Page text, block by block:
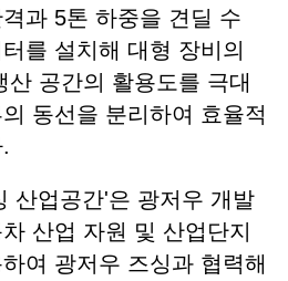
과 5톤 하중을 견딜 수
를 설치해 대형 장비의
산 공간의 활용도를 극대
동선을 분리하여 효율적
산업공간'은 광저우 개발
산업 자원 및 산업단지
여 광저우 즈싱과 협력해